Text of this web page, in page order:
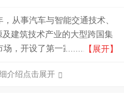
从事汽车与智能交通技术、
建筑技术产业的大型跨国集
场，开设了第一家贸易办事
世见证了中国社会日新月异
【展开】
介绍点击展开